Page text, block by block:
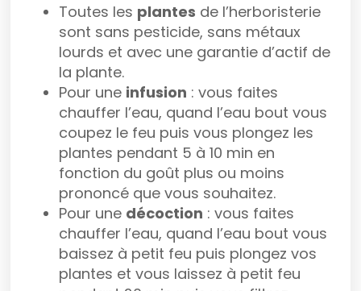
Toutes les plantes de l’herboristerie
sont sans pesticide, sans métaux
lourds et avec une garantie d’actif de
la plante.
Pour une infusion : vous faites
chauffer l’eau, quand l’eau bout vous
coupez le feu puis vous plongez les
plantes pendant 5 à 10 min en
fonction du goût plus ou moins
prononcé que vous souhaitez.
Pour une décoction : vous faites
chauffer l’eau, quand l’eau bout vous
baissez à petit feu puis plongez vos
plantes et vous laissez à petit feu